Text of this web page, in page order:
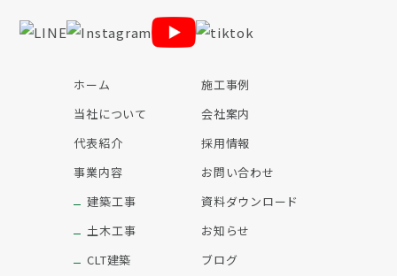
ホーム
当社について
代表紹介
事業内容
建築工事
土木工事
CLT建築
施工事例
会社案内
採用情報
お問い合わせ
資料ダウンロード
お知らせ
ブログ